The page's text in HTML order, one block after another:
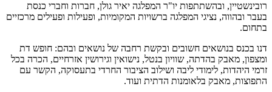
רובינשטיין, ובהשתתפות יו"ר המפלגה יאיר גולן, חברות וחברי כנסת
בעבר ובהווה, נציגי המפלגה ברשויות המקומיות, ופעילות ופעילים מרכזיים
בתחום.
דנו בכנס בנושאים חשובים ובקשת רחבה של נושאים ובהם: חופש דת
ומצפון, מאבק בהדתה, שוויון בנטל, נישואין וגירושין אזרחיים, הכרה בכל
זרמי היהדות, לימודי ליבה ושילוב הציבור החרדי בתעסוקה, הקשר עם
התפוצות, מאבק בלאומנות הדתית ועוד.